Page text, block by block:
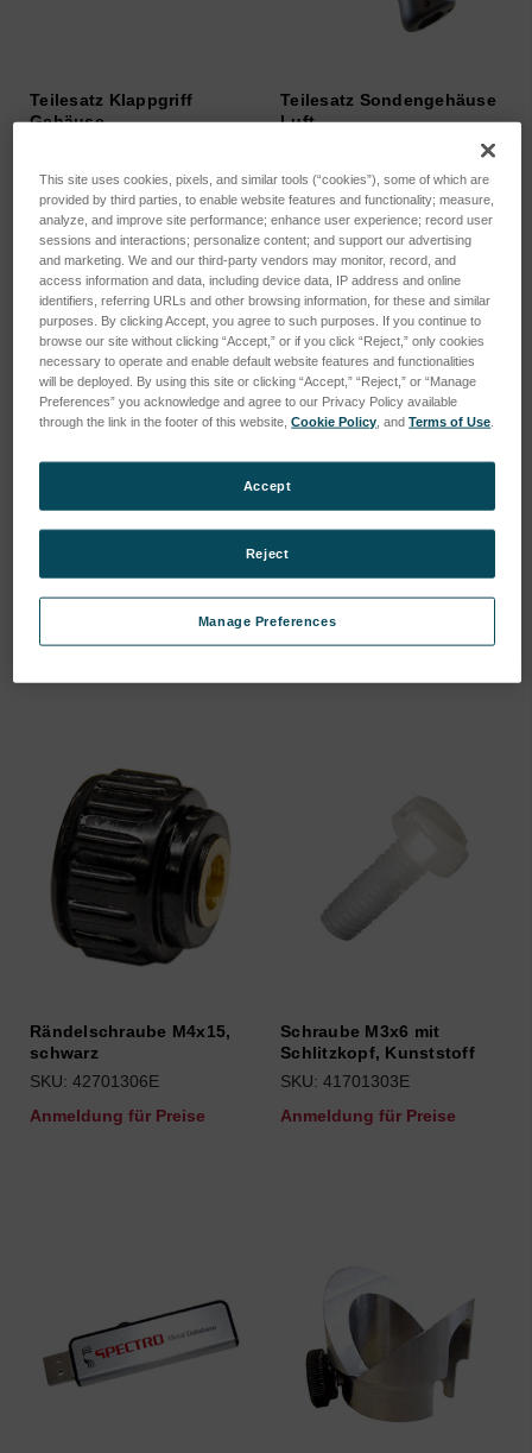
Teilesatz Klappgriff
Gehäuse
Anmeldung für Preise
Teilesatz Sondengehäuse
Luft
Anmeldung für Preise
O-Ring 5X1,2mm (Bunan)
SKU: 47510465
Anmeldung für Preise
O-Ring 6x1mm (Viton)
SKU: 47510151E
Rändelschraube M4x15,
schwarz
SKU: 42701306E
Anmeldung für Preise
Schraube M3x6 mit
Schlitzkopf, Kunststoff
SKU: 41701303E
Anmeldung für Preise
This site uses cookies, pixels, and similar tools (“cookies”), some of which are
provided by third parties, to enable website features and functionality; measure,
analyze, and improve site performance; enhance user experience; record user
sessions and interactions; personalize content; and support our advertising
and marketing. We and our third-party vendors may monitor, record, and
access information and data, including device data, IP address and online
identifiers, referring URLs and other browsing information, for these and similar
purposes. By clicking Accept, you agree to such purposes. If you continue to
browse our site without clicking “Accept,” or if you click “Reject,” only cookies
necessary to operate and enable default website features and functionalities
will be deployed. By using this site or clicking “Accept,” “Reject,” or “Manage
Preferences” you acknowledge and agree to our Privacy Policy available
through the link in the footer of this website,Cookie Policy , andTerms of Use
Manage Preferences
Reject
Accept